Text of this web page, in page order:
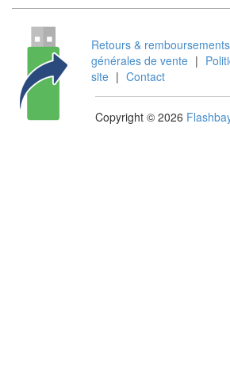
Retours & remboursements
générales de vente |
site | Contact
Copyright © 2026